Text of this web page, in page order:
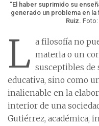
“El haber suprimido su
generado un problema en
Ruiz.
L a filosofía no
materia o un
susceptibles de
educativa, sino como
inalienable en la
interior de una
Gutiérrez, académica,